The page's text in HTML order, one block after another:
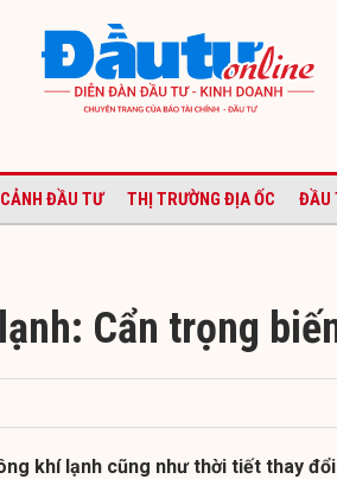
ĐẦU TƯ THỊ TRƯỜNG ĐỊA ỐC ĐẦU
Cẩn trọng
khí lạnh cũng như thời tiết thay